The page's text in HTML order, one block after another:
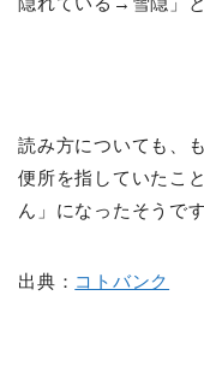
読み方についても、
便所を指していたこ
ん」になったそうで
出典： コトバンク